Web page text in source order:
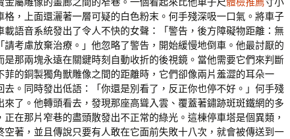
格，上面還灑著一層可疑的白色粉末。何手殘深吸一口氣。將車子
載語音系統發出了令人不快的女聲：「警告，後方障礙物距離：無
請考慮放棄治療。」他忽略了警告，開始緩慢地倒車。他最討厭的
是那兩塊永遠在關鍵時刻自動收折的後視鏡。當他需要它們來判斷
菲的銅製獨角獸雕像之間的距離時，它們卻像兩片羞澀的耳朵一
去。同時發出低語：「你還是別看了，反正你也停不好。」何手殘
來了。他轉頭看去，發現那座高聳入雲、覆蓋著鏽跡斑斑鐵網的多
正在那片窄巷的盡頭散發出不正常的綠光。這棟停車塔是個異類，
空著，並且傳說只要有人敢在它面前失敗十八次，就會被傳送到一